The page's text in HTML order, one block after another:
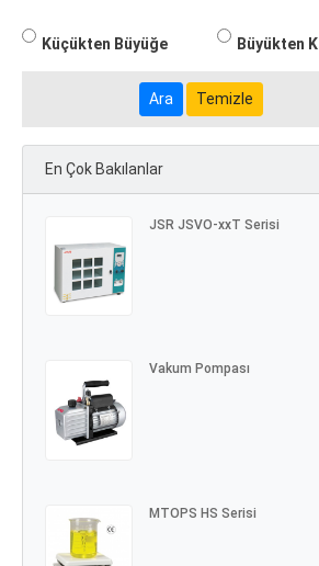
Küçükten Büyüğe Büyükten
Temizle
En Çok Bakılanlar
JSR JSVO-xxT Serisi
Vakum Pompası
MTOPS HS Serisi